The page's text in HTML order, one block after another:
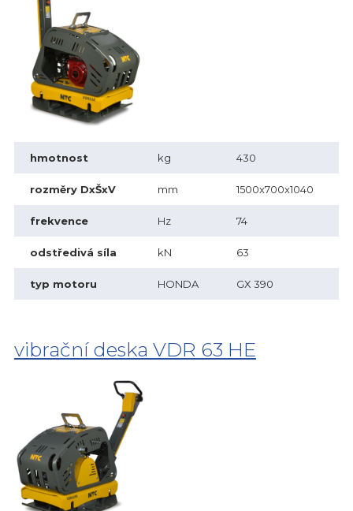
hmotnost kg 430
rozměry DxŠxV mm 1500x700x1040
frekvence Hz 74
odstředivá síla kN 63
typ motoru HONDA GX 390
vibrační deska VDR 63 HE